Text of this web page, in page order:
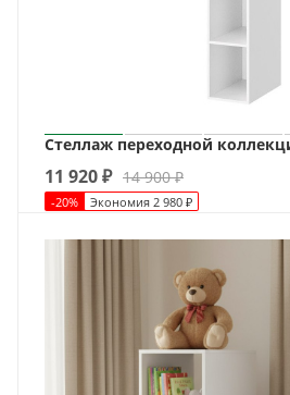
Стеллаж переходной
11 920₽ 14 900₽
-20% Экономия 2 980 ₽